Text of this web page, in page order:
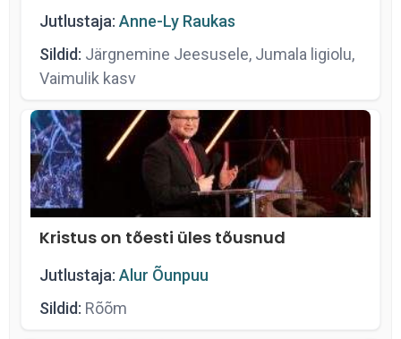
Jutlustaja: Anne-Ly Raukas
Sildid: Järgnemine Jeesusele, Jumala ligiolu,
Vaimulik kasv
Kristus on tõesti üles tõusnud
Jutlustaja: Alur Õunpuu
Sildid: Rõõm